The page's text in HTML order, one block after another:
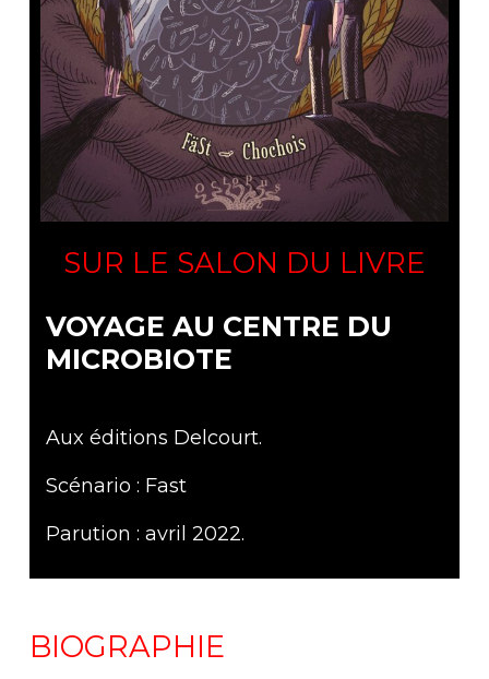
SUR LE SALON DU LIVRE
VOYAGE AU CENTRE DU
MICROBIOTE
Aux éditions Delcourt.
Scénario : Fast
Parution : avril 2022.
BIOGRAPHIE